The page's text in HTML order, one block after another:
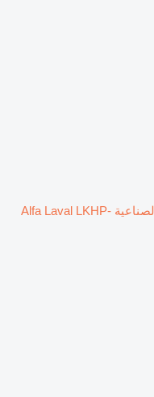
المضخة الصناعية Alfa Laval LKHP-